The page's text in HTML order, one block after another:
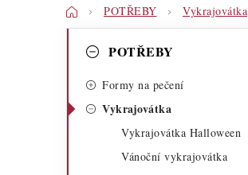
DomůPOTŘEBY Vykrajovátka
s
kategorie
e
POTŘEBY
Formy na pečení
Vykrajovátka
Vykrajovátka Halloween
Vánoční vykrajovátka